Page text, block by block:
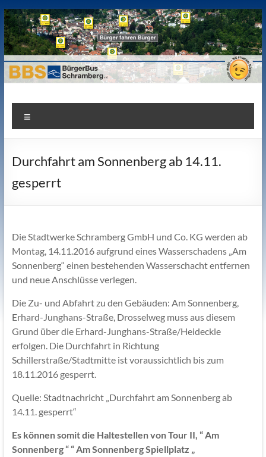
Zum
Inhalt
springen
Bürgerbus Schramberg e.V.
Bürger fahren Bürger. Gemeinnütziger Verein für die Mobilität
Durchfahrt am Sonnenberg ab 14.11.
gesperrt
Die Stadtwerke Schramberg GmbH und Co. KG werden ab
Montag, 14.11.2016 aufgrund eines Wasserschadens „Am
Sonnenberg“ einen bestehenden Wasserschacht entfernen
und neue Anschlüsse verlegen.
Die Zu- und Abfahrt zu den Gebäuden: Am Sonnenberg,
Erhard-Junghans-Straße, Drosselweg muss aus diesem
Grund über die Erhard-Junghans-Straße/Heideckle
erfolgen. Die Durchfahrt in Richtung
Schillerstraße/Stadtmitte ist voraussichtlich bis zum
18.11.2016 gesperrt.
Quelle: Stadtnachricht „Durchfahrt am Sonnenberg ab
14.11. gesperrt“
Es können somit die Haltestellen von Tour II, “ Am
Sonnenberg “ “ Am Sonnenberg Spiellplatz „